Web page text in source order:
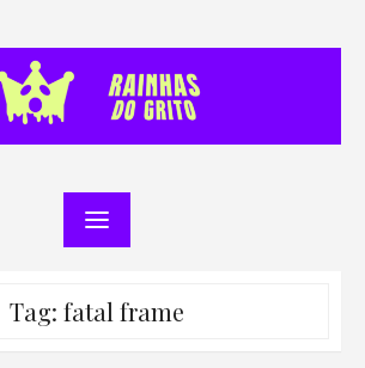
Tag: fatal frame